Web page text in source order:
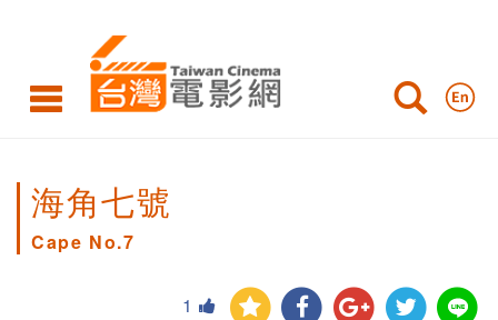
海角七號
Cape No.7
1